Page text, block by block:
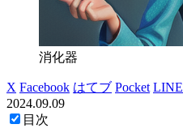
消化器
X Facebook はてブ Pocket LINE
2024.09.09
目次